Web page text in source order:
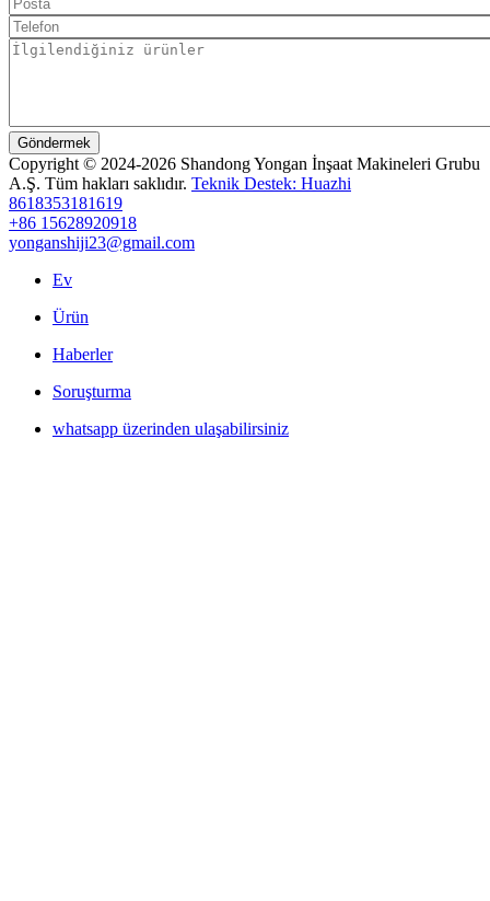
Göndermek
Copyright © 2024-2026 Shandong Yongan İnşaat Makineleri Grubu
A.Ş. Tüm hakları saklıdır. Teknik Destek: Huazhi
8618353181619
+86 15628920918
yonganshiji23@gmail.com
Ev
Ürün
Haberler
Soruşturma
whatsapp üzerinden ulaşabilirsiniz